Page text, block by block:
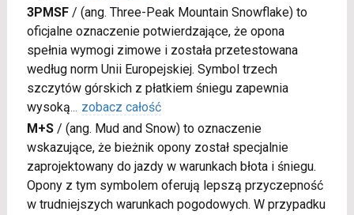
3PMSF/ (ang. Three-Peak Mountain Snowflake) to
oficjalne oznaczenie potwierdzające, że opona
spełnia wymogi zimowe i została przetestowana
według norm Unii Europejskiej. Symbol trzech
szczytów górskich z płatkiem śniegu zapewnia
wysoką... zobacz całość
M+S/ (ang. Mud and Snow) to oznaczenie
wskazujące, że bieżnik opony został specjalnie
zaprojektowany do jazdy w warunkach błota i śniegu.
Opony z tym symbolem oferują lepszą przyczepność
w trudniejszych warunkach pogodowych. W przypadku